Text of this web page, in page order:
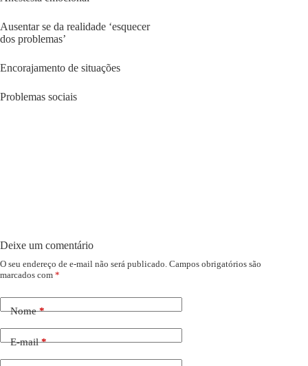
Ausentar se da realidade ‘esquecer
dos problemas’
Encorajamento de situações
Problemas sociais
Deixe um comentário
O seu endereço de e-mail não será publicado. Campos obrigatórios são
marcados com *
Nome*
E-mail*